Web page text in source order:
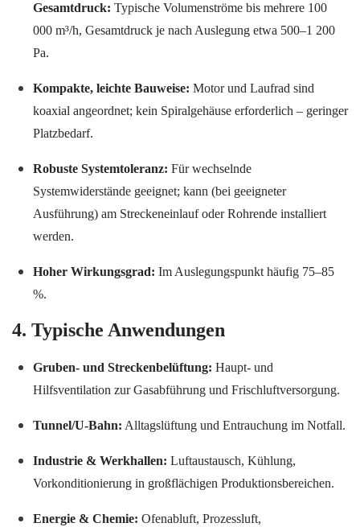
Gesamtdruck: Typische Volumenströme bis mehrere 100
000 m³/h, Gesamtdruck je nach Auslegung etwa 500–1 200
Pa.
Kompakte, leichte Bauweise: Motor und Laufrad sind
koaxial angeordnet; kein Spiralgehäuse erforderlich – geringer
Platzbedarf.
Robuste Systemtoleranz: Für wechselnde
Systemwiderstände geeignet; kann (bei geeigneter
Ausführung) am Streckeneinlauf oder Rohrende installiert
werden.
Hoher Wirkungsgrad: Im Auslegungspunkt häufig 75–85
%.
4. Typische Anwendungen
Gruben- und Streckenbelüftung: Haupt- und
Hilfsventilation zur Gasabführung und Frischluftversorgung.
Tunnel/U-Bahn: Alltagslüftung und Entrauchung im Notfall.
Industrie & Werkhallen: Luftaustausch, Kühlung,
Vorkonditionierung in großflächigen Produktionsbereichen.
Energie & Chemie: Ofenabluft, Prozessluft,